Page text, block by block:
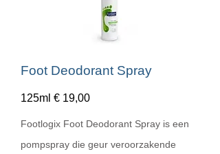
Foot Deodorant Spray
125ml € 19,00
Footlogix Foot Deodorant Spray is een
pompspray die geur veroorzakende